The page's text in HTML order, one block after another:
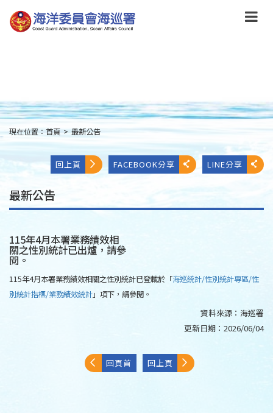
到
主
:::
現在位置：首頁 > 最新公告
回上頁 FACEBOOK分享 LINE分享
最新公告
115年4月本署業務績效相
關之性別統計已出爐，請參
閱。
115年4月本署業務績效相關之性別統計已登載於「海巡統計/性別統計專區/性
別統計指標/業務績效統計」項下，請參閱。
資料來源： 海巡署
更新日期： 2026/06/04
回頁首 回上頁